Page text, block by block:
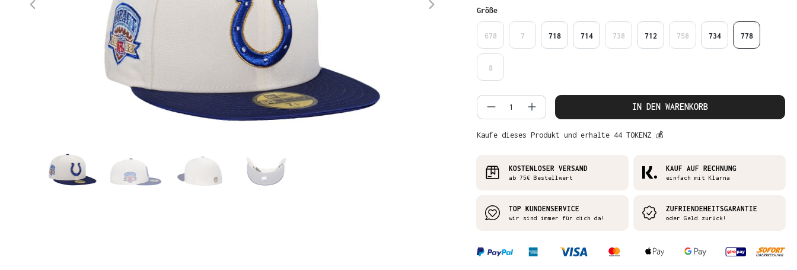
Größeauswählen
678 7 718 714 738 712 758 734 778
8
Produkt Anzahl: Gib den gewünschten Wert
IN DEN WARENKORB
Kaufe dieses Produkt und erhalte 44 TOKENZ 💰
KOSTENLOSER VERSAND
ab 75€ Bestellwert
KAUF AUF RECHNUNG
einfach mit Klarna
TOP KUNDENSERVICE
wir sind immer für dich da!
ZUFRIENDEHEITSGARANTIE
oder Geld zurück!